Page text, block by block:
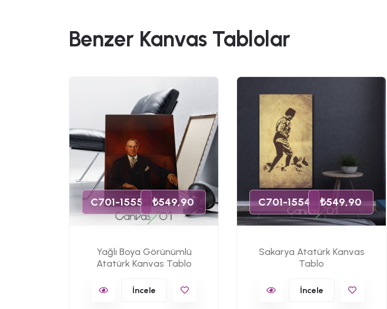
Benzer Kanvas Tablolar
C701-1555 ₺549,90
Yağlı Boya Görünümlü
Atatürk Kanvas Tablo
İncele
C701-1554 ₺549,90
Sakarya Atatürk Kanvas
Tablo
İncele